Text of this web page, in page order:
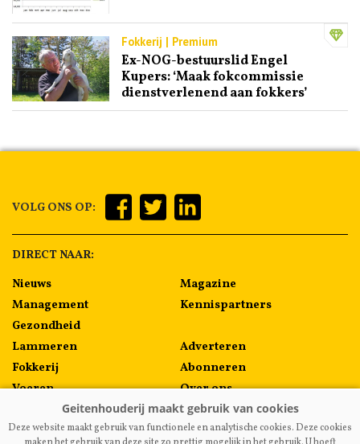
Fokkerij | Premium
Ex-NOG-bestuurslid Engel
Kupers: ‘Maak fokcommissie
dienstverlenend aan fokkers’
VOLG ONS OP:
DIRECT NAAR:
Nieuws
Management
Gezondheid
Lammeren
Fokkerij
Voeren
Algemeen
Melkprijzen
Magazine
Kennispartners
Adverteren
Abonneren
Over ons
Contact
Deze website maakt gebruik van functionele en analytische cookies. Deze cookies